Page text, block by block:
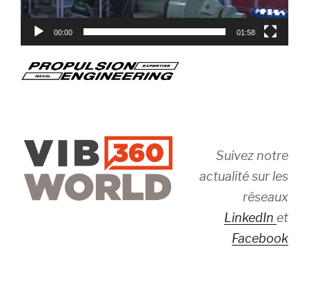
00:00 01:58
Suivez notre
actualité sur les
réseaux
LinkedIn et
Facebook